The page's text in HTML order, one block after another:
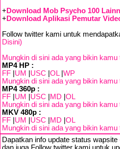
+ Download Mob Psycho 100
+ Download Aplikasi Pemutar
Follow twitter kami untuk
Disini)
Mungkin di sini ada yang bikin kamu
MP4 HP :
FF UM USC OL| WP
Mungkin di sini ada yang bikin kamu
MP4 360p :
FF UM USC MD OL
Mungkin di sini ada yang bikin kamu
MKV 480p :
FF UM USC MD OL
Mungkin di sini ada yang bikin kamu
Dapatkan info update status wapsite